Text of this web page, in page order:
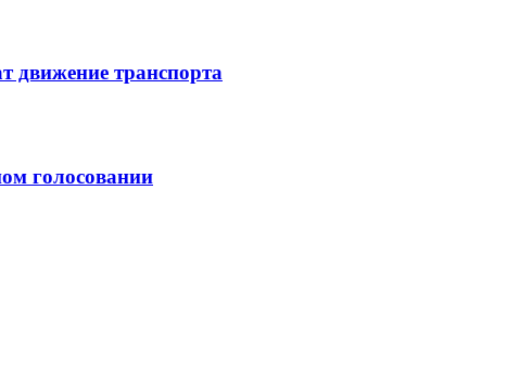
движение транспорта
голосовании